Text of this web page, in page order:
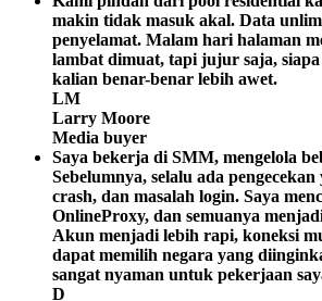
makin tidak masuk akal. Data
penyelamat. Malam hari halaman
lambat dimuat, tapi jujur saja,
kalian benar-benar lebih awet.
LM
Larry Moore
Media buyer
Saya bekerja di SMM, mengelola
Sebelumnya, selalu ada
crash, dan masalah login. Saya
OnlineProxy, dan semuanya
Akun menjadi lebih rapi, koneksi
dapat memilih negara yang
sangat nyaman untuk pekerjaan
D